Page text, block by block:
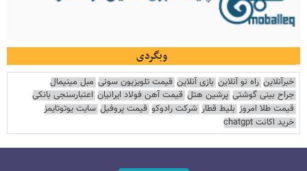
وبگردی
خبرآنلاین راه نو آنلاین بازی آنلاین قیمت تلویزیون سونی مبل مینیمال
جراح بینی گوشتی پرشین هتل قیمت آهن فولاد ایرانیان اعتبارسنجی بانکی
قیمت طلا امروز بلیط قطار شرکت رادوکو قیمت پروفیل سایت یوتوتایمز
خرید اکانت chatgpt